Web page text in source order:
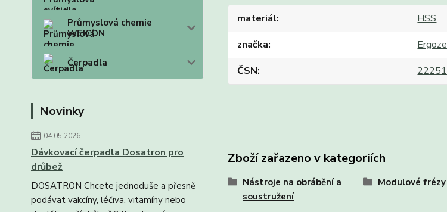
Průmyslová chemie
WEICON
Čerpadla
Novinky
04.05.2026
Dávkovací čerpadla Dosatron pro
drůbež
DOSATRON Chcete jednoduše a přesně
podávat vakcíny, léčiva, vitamíny nebo
materiál
HSS
značka
ČSN
Zboží zařazeno v kategoriích
Nástroje na obrábění a
soustružení
Modulové frézy